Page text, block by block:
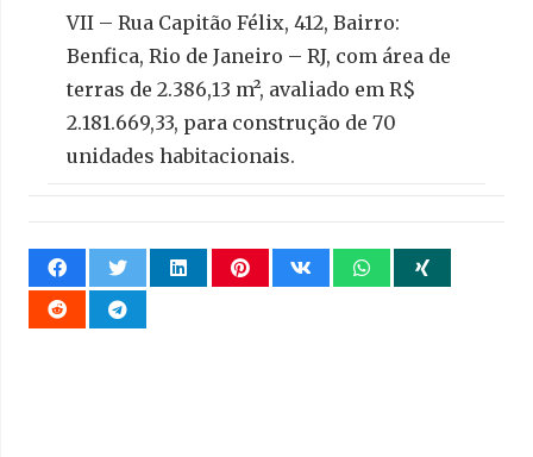
VII – Rua Capitão Félix, 412, Bairro:
Benfica, Rio de Janeiro – RJ, com área de
terras de 2.386,13 m², avaliado em R$
2.181.669,33, para construção de 70
unidades habitacionais.